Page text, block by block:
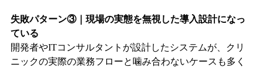
失敗パターン③｜現場の実態を無視した導入設計になっ
ている
開発者やITコンサルタントが設計したシステムが、クリ
ニックの実際の業務フローと噛み合わないケースも多く